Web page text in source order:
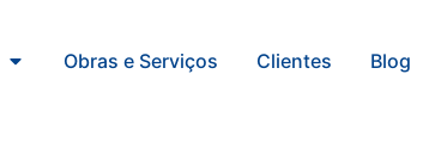
Obras e Serviços Clientes Blog